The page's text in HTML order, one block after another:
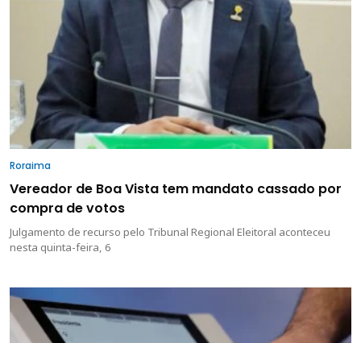
Roraima
Vereador de Boa Vista tem mandato cassado por
compra de votos
Julgamento de recurso pelo Tribunal Regional Eleitoral aconteceu
nesta quinta-feira, 6